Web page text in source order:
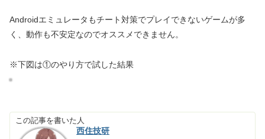
Androidエミュレータもチート対策でプレイできないゲームが多
く、動作も不安定なのでオススメできません。
※下図は①のやり方で試した結果
この記事を書いた人
西住技研